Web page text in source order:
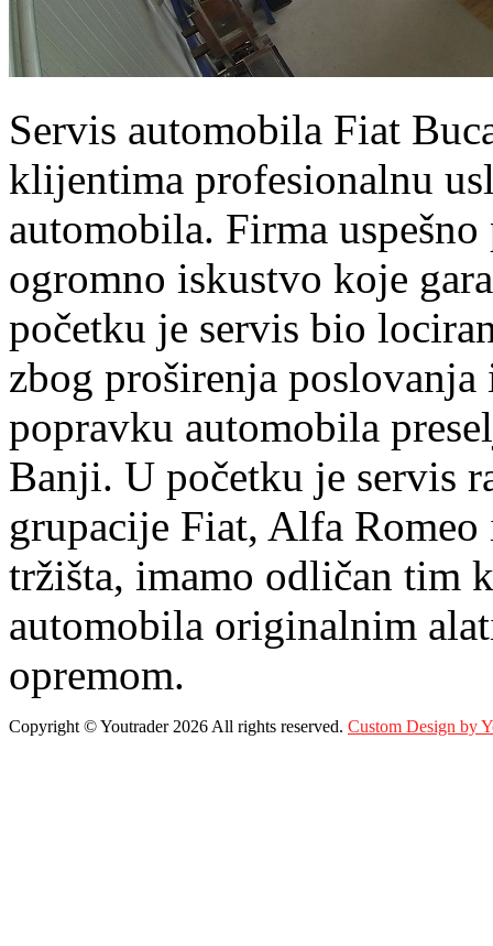
Servis automobila Fiat
klijentima profesionalnu
automobila. Firma
ogromno iskustvo koje
početku je servis bio
zbog proširenja poslovanja
popravku automobila
Banji. U početku je servis
grupacije Fiat, Alfa
tržišta, imamo odličan tim
automobila originalnim
opremom.
Copyright ©Youtrader2026 All rights reserved. Custom Design by